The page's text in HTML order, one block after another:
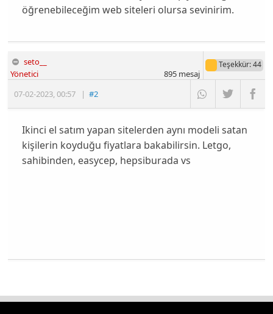
öğrenebileceğim web siteleri olursa sevinirim.
seto__
07-02-2023,00:57 |#2
Yönetici
Teşekkür: 44
895mesaj
Ikinci el satım yapan sitelerden aynı modeli satan
kişilerin koyduğu fiyatlara bakabilirsin. Letgo,
sahibinden, easycep, hepsiburada vs